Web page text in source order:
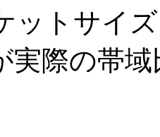
ットサイ
実際の帯